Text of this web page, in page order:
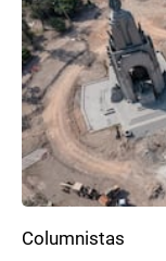
Columnistas